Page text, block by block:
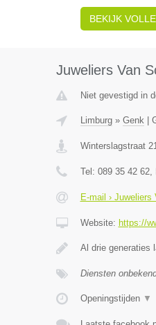
BEKIJK
Juweliers Van
Niet gevestigd in
Limburg» Genk|
Winterslagstraat
Tel: 089 35 42 62,
E-mail › Juweliers
Website: https://
Al drie generaties
Diensten
Openingstijden ▼